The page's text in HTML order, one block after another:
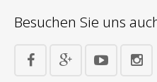
Besuchen Sie uns